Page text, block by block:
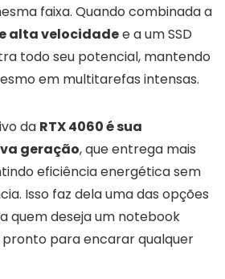
faixa. Quando combinada a
alta velocidadee a um SSD
todo seu potencial, mantendo
em multitarefas intensas.
da RTX 4060 é sua
geração, que entrega mais
eficiência energética sem
Isso faz dela uma das opções
quem deseja um notebook
para encarar qualquer